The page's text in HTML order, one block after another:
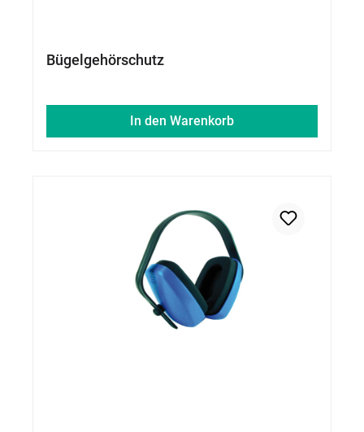
Bügelgehörschutz
In den Warenkorb